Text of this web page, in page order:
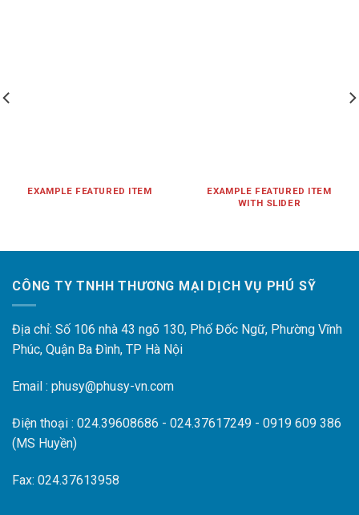
EXAMPLE FEATURED ITEM
EXAMPLE FEATURED ITEM
WITH SLIDER
CÔNG TY TNHH THƯƠNG MẠI DỊCH VỤ PHÚ SỸ
Địa chỉ: Số 106 nhà 43 ngõ 130, Phố Đốc Ngữ, Phường Vĩnh
Phúc, Quận Ba Đình, TP Hà Nội
Email : phusy@phusy-vn.com
Điện thoại : 024.39608686 - 024.37617249 - 0919 609 386
(MS Huyền)
Fax: 024.37613958